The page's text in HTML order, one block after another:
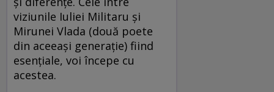
viziunile Iuliei Militaru şi
Mirunei Vlada (două poete
din aceeaşi generaţie) fiind
esenţiale, voi începe cu
acestea.